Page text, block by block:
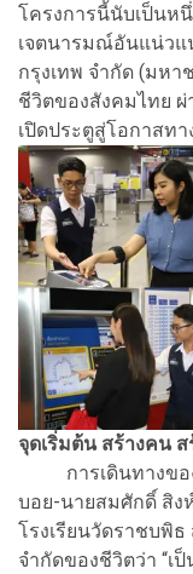
โครงการนี้นับเป็นห
เจตนารมณ์อันแน่วแ
กรุงเทพ จำกัด (มห
ชีวิตของสังคมไทย
เปิดประตูสู่โอกาสท
จุดเริ่มต้น สร้างคน ส
การเดินทางของ
บอย-นายสมศักดิ์ สิ
โรงเรียนวัดราชบพิ
จำกัดของชีวิตว่า “เ